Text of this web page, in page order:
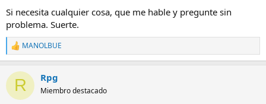
Bueno espero que te vaya muy bien allí. Mucha suerte!!!!
Si necesita cualquier cosa, que me hable y pregunte sin
problema. Suerte.
R
e
c
i
MANOLBUE
R Rpg
Miembro destacado